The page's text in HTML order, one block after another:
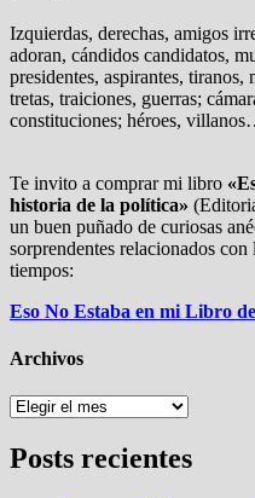
Izquierdas, derechas, amigos
adoran, cándidos candidatos,
presidentes, aspirantes, tiranos,
tretas, traiciones, guerras;
constituciones; héroes,
Te invito a comprar mi libro
historia de la política»
un buen puñado de curiosas
sorprendentes relacionados
tiempos:
Eso No Estaba en mi Libro
Archivos
Archivos
Posts recientes